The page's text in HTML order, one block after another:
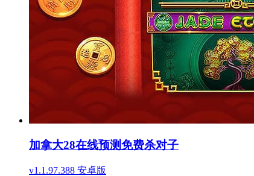
加拿大28在线预测免费杀对子
v1.1.97.388 安卓版